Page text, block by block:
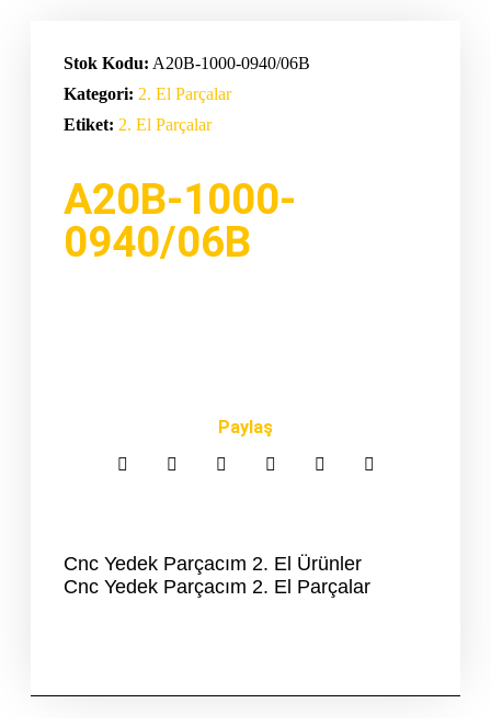
Stok Kodu: A20B-1000-0940/06B
Kategori: 2. El Parçalar
Etiket: 2. El Parçalar
A20B-1000-
0940/06B
Paylaş
Cnc Yedek Parçacım 2. El Ürünler
Cnc Yedek Parçacım 2. El Parçalar